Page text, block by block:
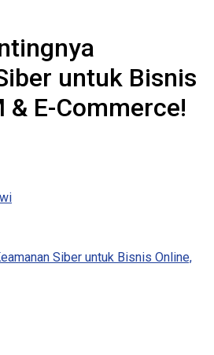
untuk Bisnis
& E-Commerce!